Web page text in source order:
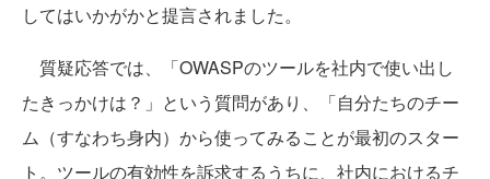
してはいかがかと提言されました。
質疑応答では、「OWASPのツールを社内で使い出し
たきっかけは？」という質問があり、「自分たちのチー
ム（すなわち身内）から使ってみることが最初のスター
ト。ツールの有効性を訴求するうちに、社内におけるチ